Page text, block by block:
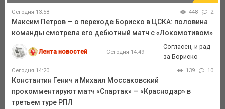
Сегодня 13:58 448 2
Максим Петров — о переходе Бориско в ЦСКА: половина
команды смотрела его дебютный матч с «Локомотивом»
Лента новостей Сегодня 14:49
Согласен, и рад
за Бориско
Сегодня 14:20 139 10
Константин Генич и Михаил Моссаковский
прокомментируют матч «Спартак» — «Краснодар» в
третьем туре РПЛ